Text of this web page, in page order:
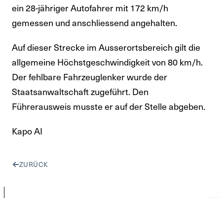
ein 28-jähriger Autofahrer mit 172 km/h
gemessen und anschliessend angehalten.
Auf dieser Strecke im Ausserortsbereich gilt die
allgemeine Höchstgeschwindigkeit von 80 km/h.
Der fehlbare Fahrzeuglenker wurde der
Staatsanwaltschaft zugeführt. Den
Führerausweis musste er auf der Stelle abgeben.
Kapo AI
ZURÜCK